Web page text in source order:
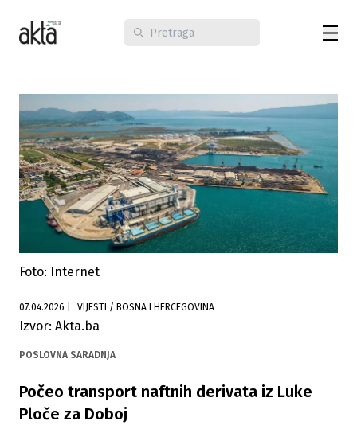
Foto: Internet
07.04.2026 VIJESTI / BOSNA I HERCEGOVINA
Izvor: Akta.ba
POSLOVNA SARADNJA
Počeo transport naftnih derivata iz Luke
Ploče za Doboj